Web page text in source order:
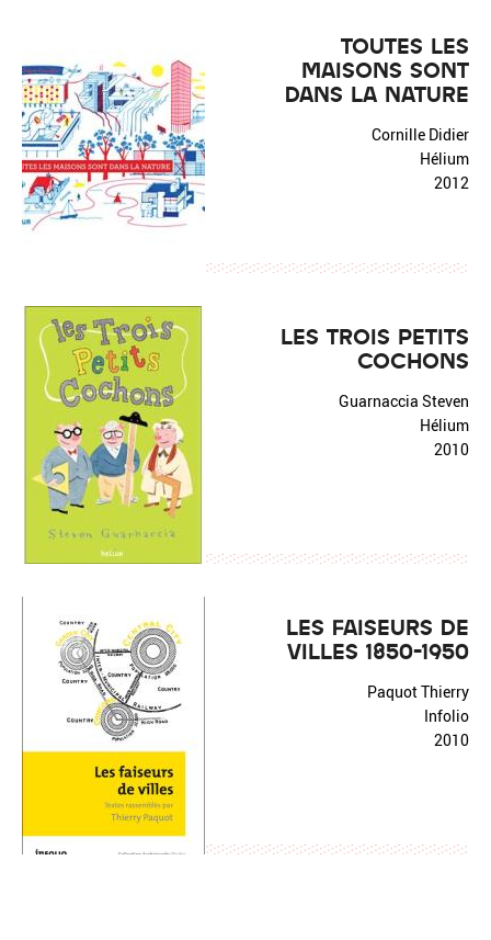
TOUTES LES
MAISONS SONT
DANS LA NATURE
Cornille Didier
Hélium
2012
LES TROIS PETITS
COCHONS
Guarnaccia Steven
Hélium
2010
LES FAISEURS DE
VILLES 1850-1950
Paquot Thierry
Infolio
2010